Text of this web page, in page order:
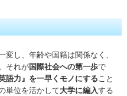
変し、年齢や国籍は関係なく、
それが国際社会への第一歩で
英語力』を一早くモノにすること
単位を活かして大学に編入する